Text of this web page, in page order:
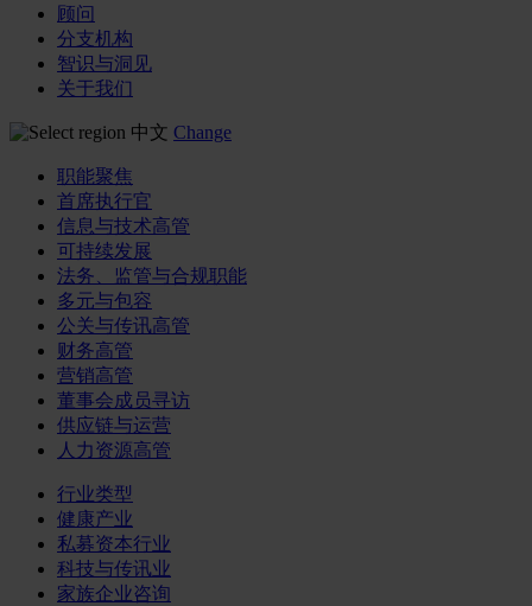
顾问
分支机构
智识与洞见
关于我们
中文 Change
职能聚焦
首席执行官
信息与技术高管
可持续发展
法务、监管与合规职能
多元与包容
公关与传讯高管
财务高管
营销高管
董事会成员寻访
供应链与运营
人力资源高管
行业类型
健康产业
私募资本行业
科技与传讯业
家族企业咨询